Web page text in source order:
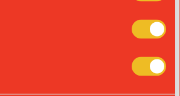
Propriedade da Fundação S. João de Brito, Alvará n.º 980.